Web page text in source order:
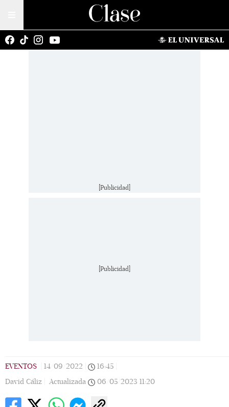
[Publicidad]
[Publicidad]
EVENTOS 14/09/2022 16:45
David Cáliz |
Actualizada 06/05/2023 11:20